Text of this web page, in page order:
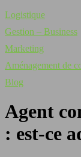
Logistique
Gestion – Business
Marketing
Aménagement de
Blog
Agent
: est-ce